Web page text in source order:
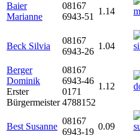
Baier
Marianne
08167
6943-51
1.14
Beck Silvia
08167
6943-26
1.04
Berger
Dominik
Erster
Bürgermeister
08167
6943-46
0171
4788152
1.12
Best Susanne
08167
6943-19
0.09